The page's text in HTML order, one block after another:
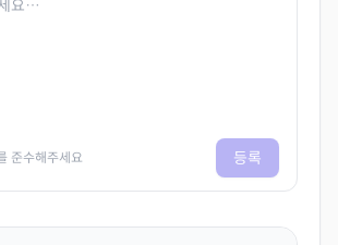
준수해주세요 등록